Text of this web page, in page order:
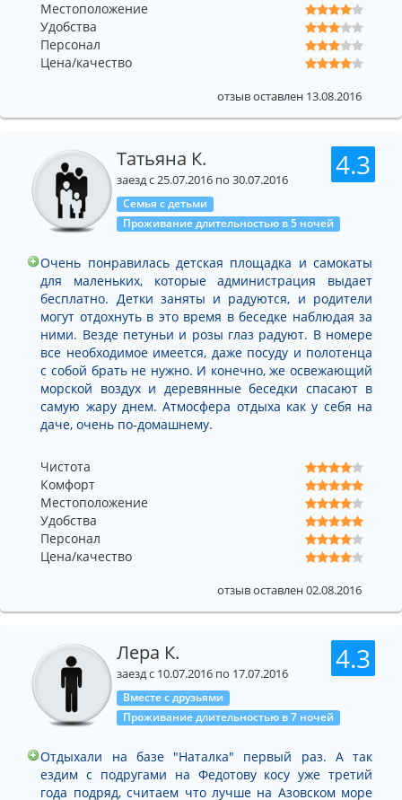
Местоположение
Удобства
Персонал
Цена/качество
отзыв оставлен 13.08.2016
4.3
Татьяна К.
заезд с 25.07.2016 по 30.07.2016
Семья с детьми
Проживание длительностью в 5 ночей
Очень понравилась детская площадка и самокаты
для маленьких, которые администрация выдает
бесплатно. Детки заняты и радуются, и родители
могут отдохнуть в это время в беседке наблюдая за
ними. Везде петуньи и розы глаз радуют. В номере
все необходимое имеется, даже посуду и полотенца
с собой брать не нужно. И конечно, же освежающий
морской воздух и деревянные беседки спасают в
самую жару днем. Атмосфера отдыха как у себя на
даче, очень по-домашнему.
Чистота
Комфорт
Местоположение
Удобства
Персонал
Цена/качество
отзыв оставлен 02.08.2016
4.3
Лера К.
заезд с 10.07.2016 по 17.07.2016
Вместе с друзьями
Проживание длительностью в 7 ночей
Отдыхали на базе "Наталка" первый раз. А так
ездим с подругами на Федотову косу уже третий
года подряд, считаем что лучше на Азовском море